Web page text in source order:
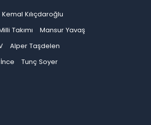
Kemal Kılıçdaroğlu
Takımı
Mansur Yavaş
Alper Taşdelen
Tunç Soyer